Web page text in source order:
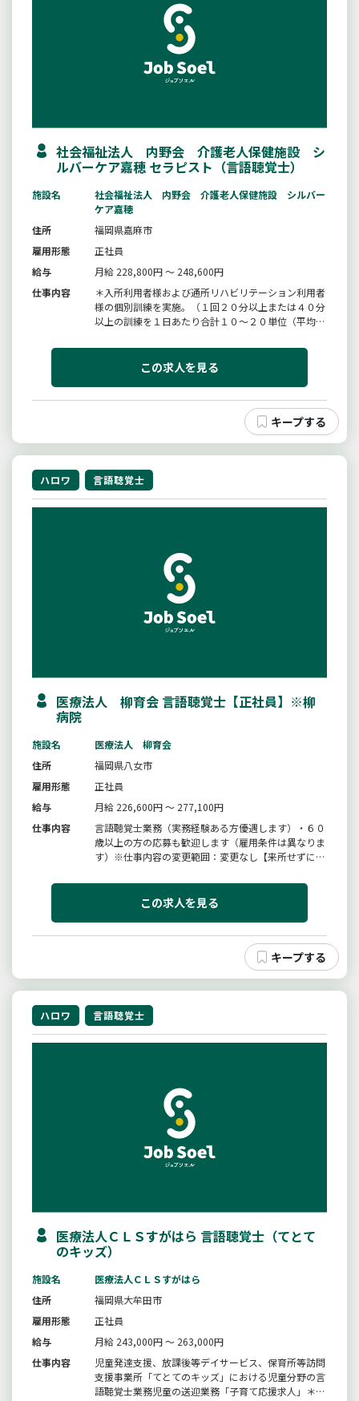
社会福祉法人 内野会 介護老人保健施設 シ
ルバーケア嘉穂 セラピスト（言語聴覚士）
施設名
社会福祉法人 内野会 介護老人保健施設 シルバー
ケア嘉穂
住所
福岡県嘉麻市
雇用形態
正社員
給与
月給 228,800円 ～ 248,600円
仕事内容
＊入所利用者様および通所リハビリテーション利用者
様の個別訓練を実施。（１回２０分以上または４０分
以上の訓練を１日あたり合計１０〜２０単位（平均１
の作成・担当者会議への出席＊パソコンやタブレット
端末を使用し介護ソフトへの入力＊ご利用者様の自宅
この求人を見る
ハロワ 言語聴覚士
医療法人 柳育会 言語聴覚士【正社員】※柳
病院
施設名
医療法人 柳育会
住所
福岡県八女市
雇用形態
正社員
給与
月給 226,600円 ～ 277,100円
仕事内容
言語聴覚士業務（実務経験ある方優遇します）・６０
歳以上の方の応募も歓迎します（雇用条件は異なりま
す）※仕事内容の変更範囲：変更なし【来所せずに紹
女電話番号：０９４３−２３−６１８８
この求人を見る
ハロワ 言語聴覚士
医療法人ＣＬＳすがはら 言語聴覚士（てとて
のキッズ）
施設名
医療法人ＣＬＳすがはら
住所
福岡県大牟田市
雇用形態
正社員
給与
月給 243,000円 ～ 263,000円
仕事内容
児童発達支援、放課後等デイサービス、保育所等訪問
支援事業所「てとてのキッズ」における児童分野の言
語聴覚士業務児童の送迎業務「子育て応援求人」＊